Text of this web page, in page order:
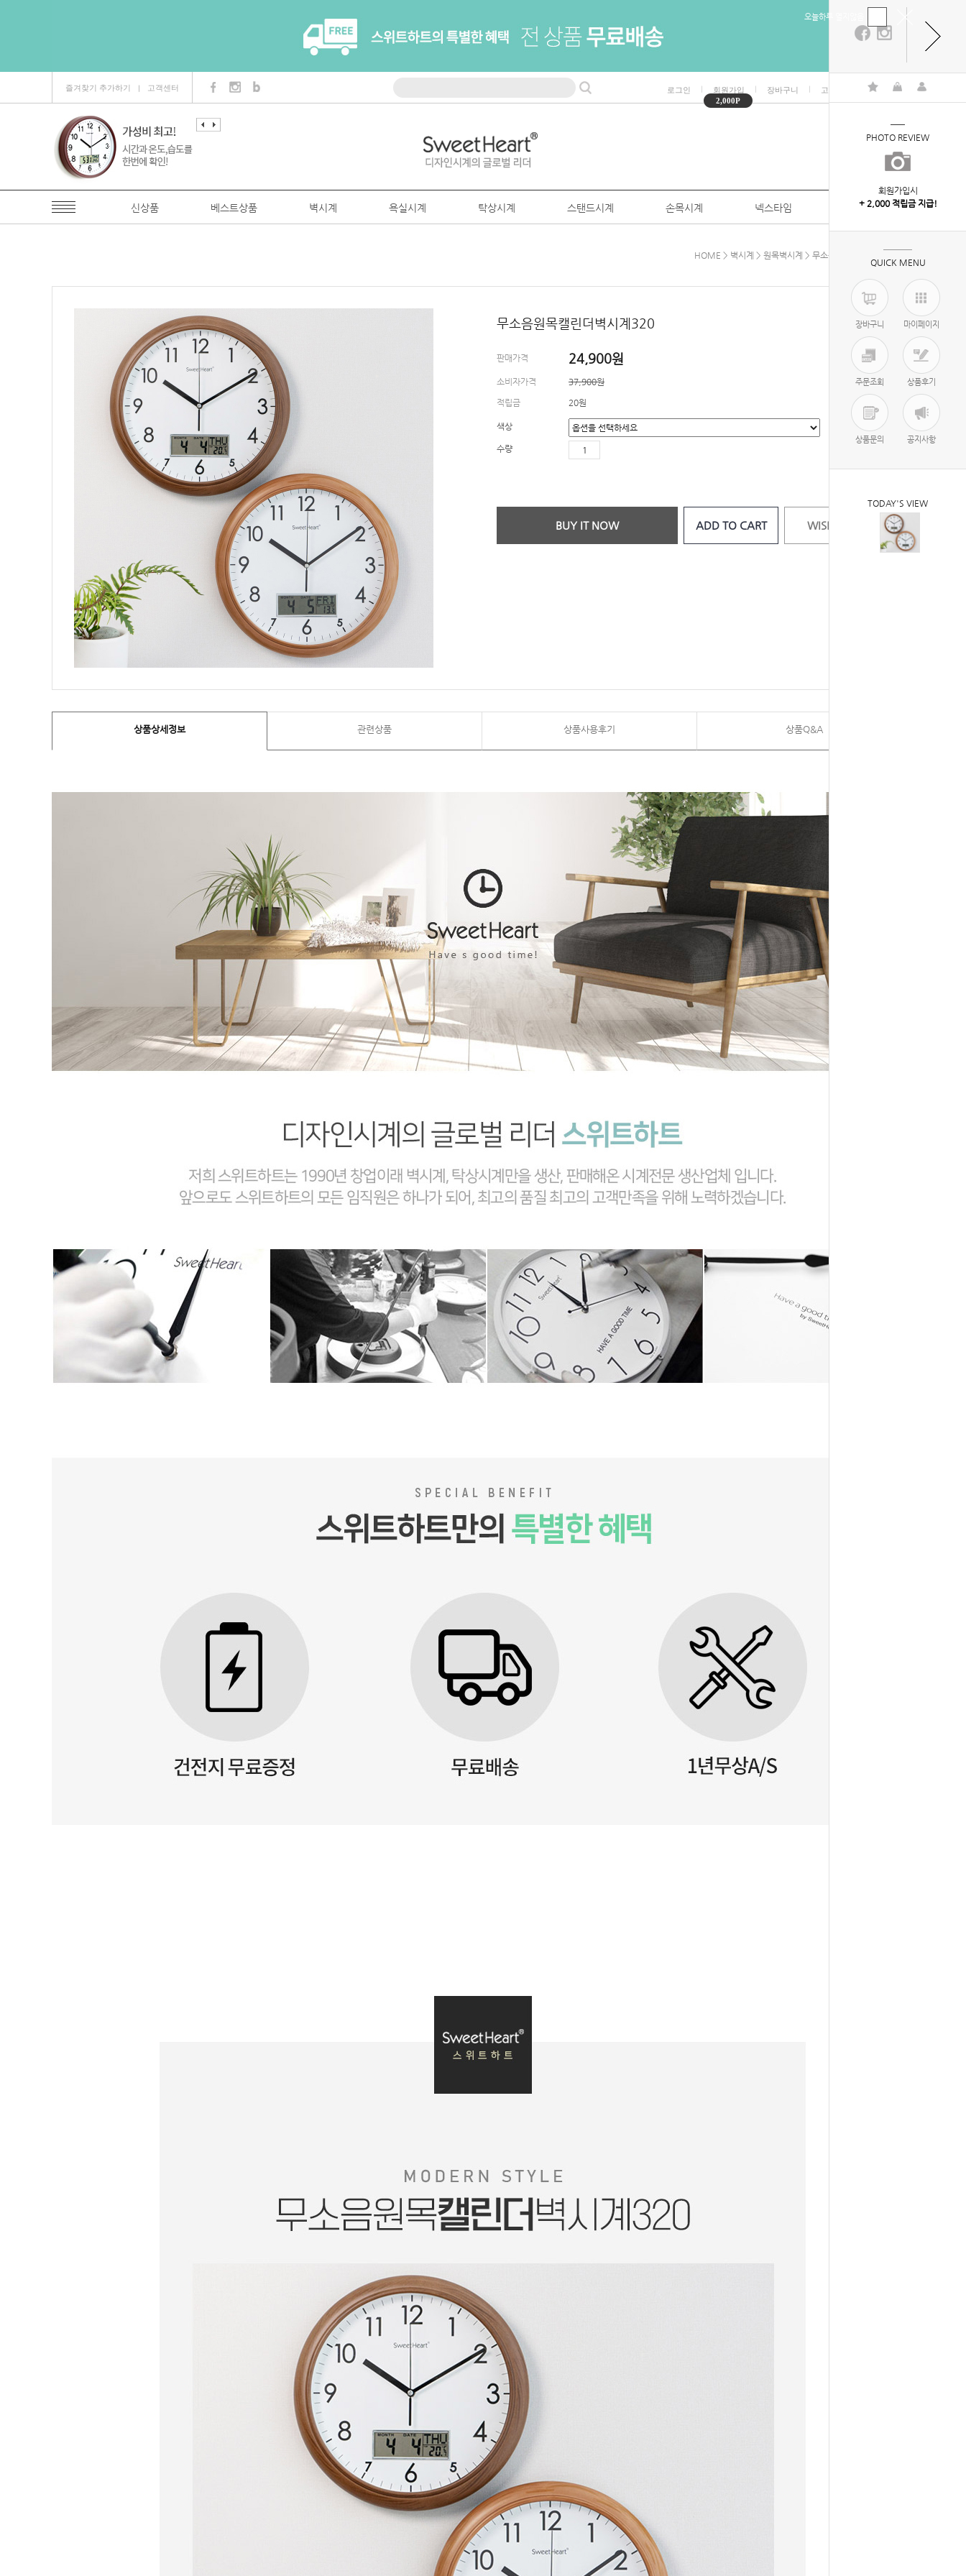
PHOTO REVIEW
회원가입시
+ 2,000 적립금 지급!
QUICK MENU
장바구니 마이페이지
주문조회 상품후기
상품문의 공지사항
TODAY'S VIEW
오늘하루 열지않음
즐겨찾기 추가하기 ㅣ 고객센터 로그인
회원가입
2,000P
장바구니 고객센터 마이페이지
신상품 베스트상품 벽시계 욕실시계 탁상시계 스탠드시계 손목시계 넥스타임 특판/대량구매
HOME > 벽시계 > 원목벽시계 > 무소음원목캘린더벽시계320
무소음원목캘린더벽시계320
판매가격 24,900원
소비자가격 37,900원
적립금 20원
색상
수량
BUY IT NOW ADD TO CART WISH LIST
상품상세정보 관련상품 상품사용후기 상품Q&A